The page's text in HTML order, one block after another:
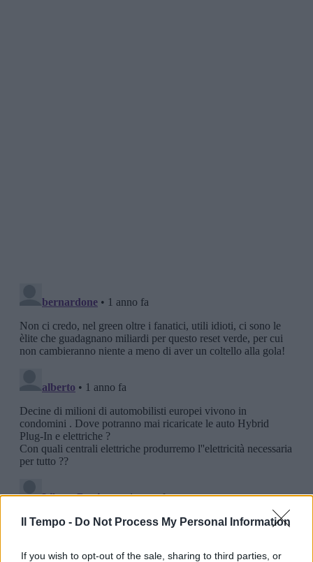
Il Tempo - Do Not Process My Personal Information
If you wish to opt-out of the sale, sharing to third parties, or